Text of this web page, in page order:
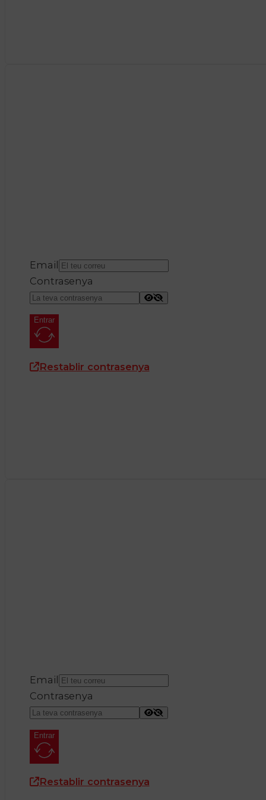
Email
Contrasenya
Entrar
Restablir contrasenya
Email
Contrasenya
Entrar
Restablir contrasenya